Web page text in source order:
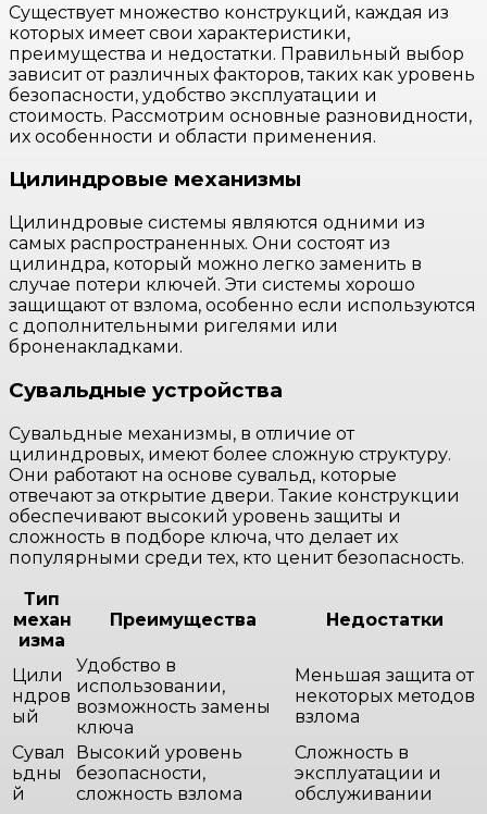
Существует множество конструкций, каждая из
которых имеет свои характеристики,
преимущества и недостатки. Правильный выбор
зависит от различных факторов, таких как уровень
безопасности, удобство эксплуатации и
стоимость. Рассмотрим основные разновидности,
их особенности и области применения.
Цилиндровые механизмы
Цилиндровые системы являются одними из
самых распространенных. Они состоят из
цилиндра, который можно легко заменить в
случае потери ключей. Эти системы хорошо
защищают от взлома, особенно если используются
с дополнительными ригелями или
броненакладками.
Сувальдные устройства
Сувальдные механизмы, в отличие от
цилиндровых, имеют более сложную структуру.
Они работают на основе сувальд, которые
отвечают за открытие двери. Такие конструкции
обеспечивают высокий уровень защиты и
сложность в подборе ключа, что делает их
популярными среди тех, кто ценит безопасность.
Тип
механ
изма
Преимущества Недостатки
Цили
ндров
ый
Удобство в
использовании,
возможность замены
ключа
Меньшая защита от
некоторых методов
взлома
Сувал
ьдны
й
Высокий уровень
безопасности,
сложность взлома
Сложность в
эксплуатации и
обслуживании